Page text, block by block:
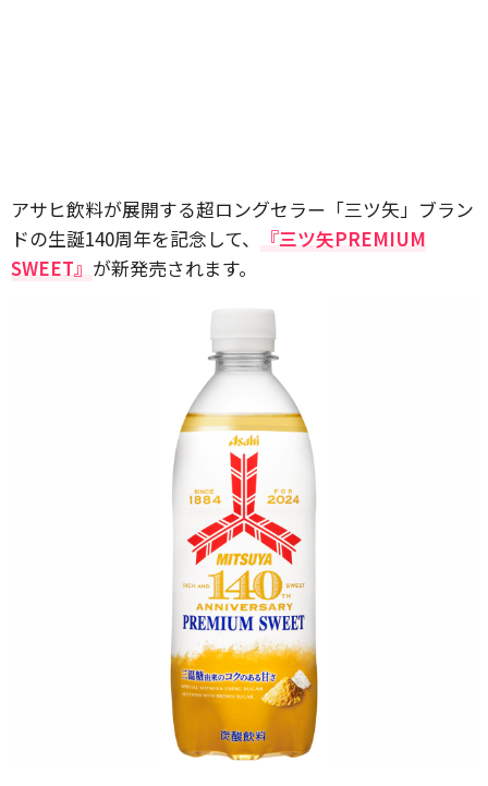
アサヒ飲料が展開する超ロングセラー「三ツ矢」ブラン
ドの生誕140周年を記念して、
『三ツ矢PREMIUM
SWEET』 が新発売されます。